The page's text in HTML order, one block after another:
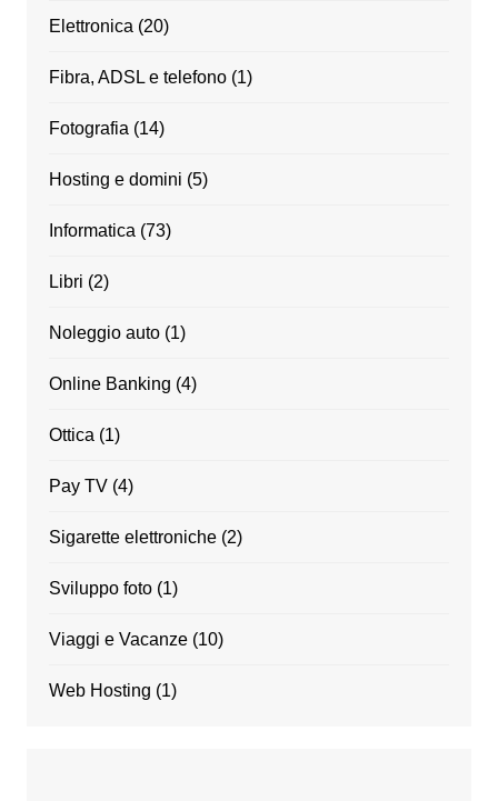
Elettronica (20)
Fibra, ADSL e telefono(1)
Fotografia (14)
Hosting e domini (5)
Informatica (73)
Libri (2)
Noleggio auto(1)
Online Banking (4)
Ottica (1)
Pay TV(4)
Sigarette elettroniche(2)
Sviluppo foto(1)
Viaggi e Vacanze(10)
Web Hosting (1)